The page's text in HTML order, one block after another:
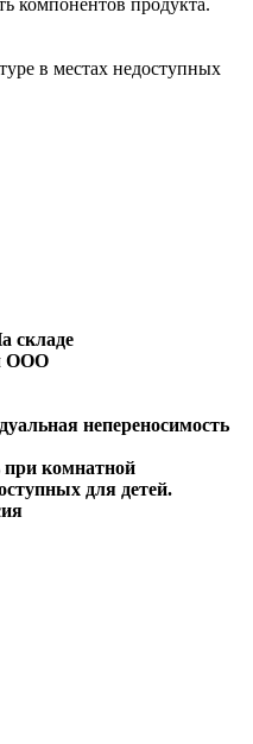
в местах недоступных
складе
ООО
непереносимость
комнатной
для детей.